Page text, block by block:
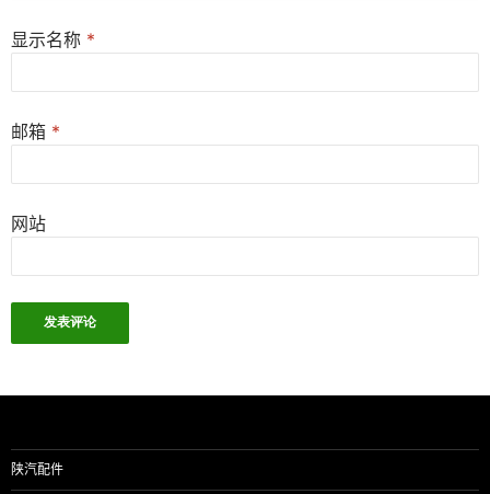
显示名称 *
邮箱 *
网站
陕汽配件